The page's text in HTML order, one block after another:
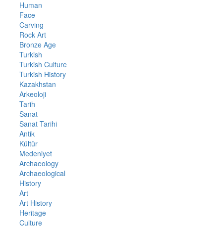
Human
Face
Carving
Rock Art
Bronze Age
Turkish
Turkish Culture
Turkish History
Kazakhstan
Arkeoloji
Tarih
Sanat
Sanat Tarihi
Antik
Kültür
Medeniyet
Archaeology
Archaeological
History
Art
Art History
Heritage
Culture